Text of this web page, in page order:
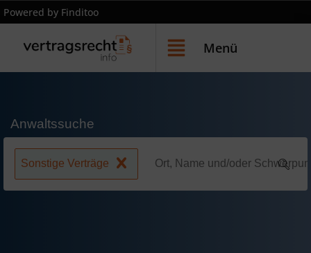
Powered by Finditoo
Menü
Anwaltssuche
Sonstige Verträge